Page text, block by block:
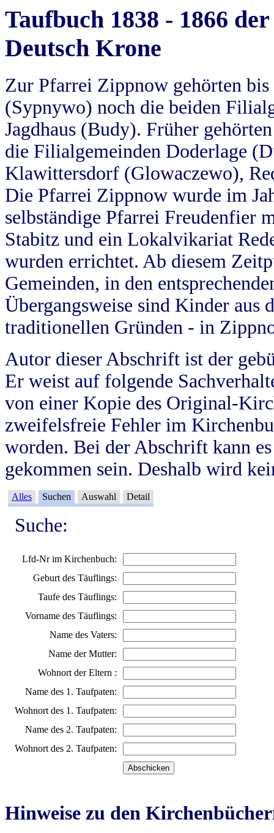
Taufbuch 1838 - 1866
Deutsch Krone
Zur Pfarrei Zippnow gehörten
(Sypnywo) noch die beiden
Jagdhaus (Budy). Früher
die Filialgemeinden Doderlage
Klawittersdorf (Glowaczewo),
Die Pfarrei Zippnow wurde im
selbständige Pfarrei Freudenfier
Stabitz und ein Lokalvikariat
wurden errichtet. Ab diesem
Gemeinden, in den
Übergangsweise sind Kinder aus
traditionellen Gründen - in
Autor dieser Abschrift ist der
Er weist auf folgende
von einer Kopie des Original-
zweifelsfreie Fehler im
worden. Bei der Abschrift kann
gekommen sein. Deshalb wird
Alles Suchen Auswahl Detail
Suche:
Lfd-Nr im Kirchenbuch:
Geburt des Täuflings:
Taufe des Täuflings:
Vorname des Täuflings:
Name des Vaters:
Name der Mutter:
Wohnort der Eltern :
Name des 1. Taufpaten:
Wohnort des 1. Taufpaten:
Name des 2. Taufpaten:
Wohnort des 2. Taufpaten:
Hinweise zu den